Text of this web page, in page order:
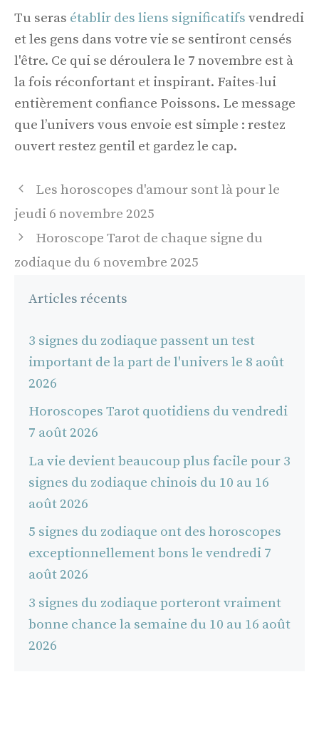
Tu seras établir des liens significatifs vendredi
et les gens dans votre vie se sentiront censés
l'être. Ce qui se déroulera le 7 novembre est à
la fois réconfortant et inspirant. Faites-lui
entièrement confiance Poissons. Le message
que l’univers vous envoie est simple : restez
ouvert restez gentil et gardez le cap.
Navigation
des
Les horoscopes d'amour sont là pour le
jeudi 6 novembre 2025
Horoscope Tarot de chaque signe du
zodiaque du 6 novembre 2025
Articles récents
3 signes du zodiaque passent un test
important de la part de l'univers le 8 août
2026
Horoscopes Tarot quotidiens du vendredi
7 août 2026
La vie devient beaucoup plus facile pour 3
signes du zodiaque chinois du 10 au 16
août 2026
5 signes du zodiaque ont des horoscopes
exceptionnellement bons le vendredi 7
août 2026
3 signes du zodiaque porteront vraiment
bonne chance la semaine du 10 au 16 août
2026